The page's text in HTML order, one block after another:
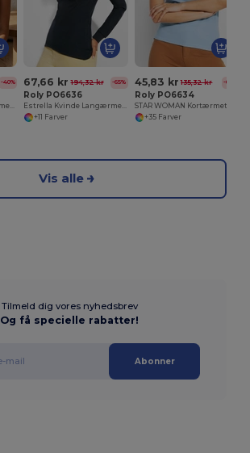
-40% 67,66 kr 194,32 kr -65%
Roly PO6636
+11 Farver
45,83 kr 135,32 kr -66%
Roly PO6634
+35 Farver
Vis alle
Tilmeld dig vores nyhedsbrev
Og få specielle rabatter!
Abonner